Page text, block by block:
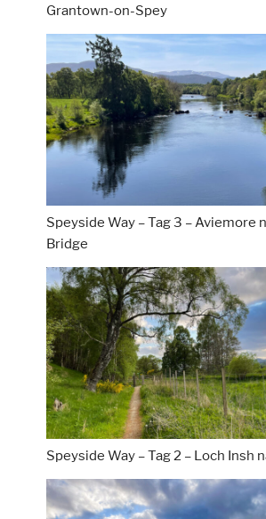
Grantown-on-Spey
Speyside Way – Tag 3 – Aviemore
Bridge
Speyside Way – Tag 2 – Loch Insh